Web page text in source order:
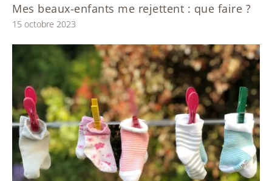
Mes beaux-enfants me rejettent : que faire ?
15 octobre 2023